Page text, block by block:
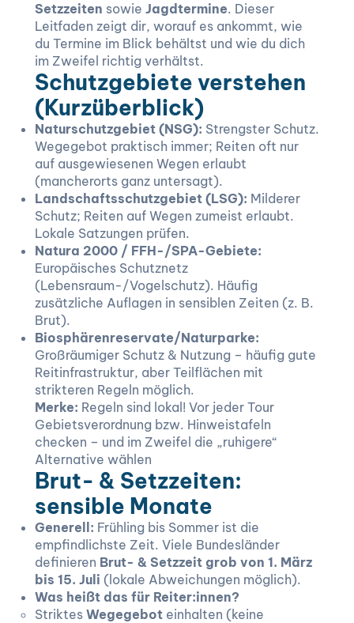
Setzzeiten sowie Jagdtermine. Dieser
Leitfaden zeigt dir, worauf es ankommt, wie
du Termine im Blick behältst und wie du dich
im Zweifel richtig verhältst.
Schutzgebiete verstehen
(Kurzüberblick)
Naturschutzgebiet (NSG): Strengster Schutz.
Wegegebot praktisch immer; Reiten oft nur
auf ausgewiesenen Wegen erlaubt
(mancherorts ganz untersagt).
Landschaftsschutzgebiet (LSG): Milderer
Schutz; Reiten auf Wegen zumeist erlaubt.
Lokale Satzungen prüfen.
Natura 2000 / FFH-/SPA-Gebiete:
Europäisches Schutznetz
(Lebensraum-/Vogelschutz). Häufig
zusätzliche Auflagen in sensiblen Zeiten (z. B.
Brut).
Biosphärenreservate/Naturparke:
Großräumiger Schutz & Nutzung – häufig gute
Reitinfrastruktur, aber Teilflächen mit
strikteren Regeln möglich.
Merke: Regeln sind lokal! Vor jeder Tour
Gebietsverordnung bzw. Hinweistafeln
checken – und im Zweifel die „ruhigere“
Alternative wählen
Brut- & Setzzeiten:
sensible Monate
Generell: Frühling bis Sommer ist die
empfindlichste Zeit. Viele Bundesländer
definieren Brut- & Setzzeit grob von 1. März
bis 15. Juli (lokale Abweichungen möglich).
Was heißt das für Reiter:innen?
Striktes Wegegebot einhalten (keine